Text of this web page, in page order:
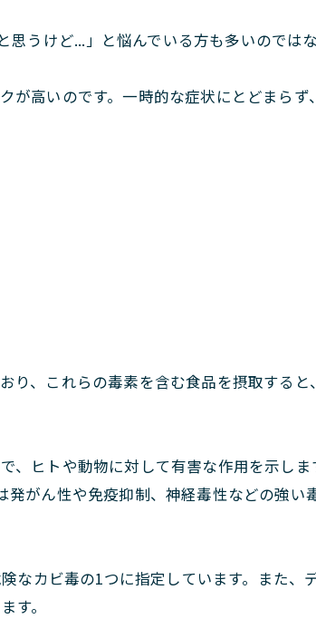
うけど...」と悩んでいる方も多いのでは
が高いのです。一時的な症状にとどまらず
り、これらの毒素を含む食品を摂取すると
、ヒトや動物に対して有害な作用を示しま
がん性や免疫抑制、神経毒性などの強い
なカビ毒の1つに指定しています。また、
す。